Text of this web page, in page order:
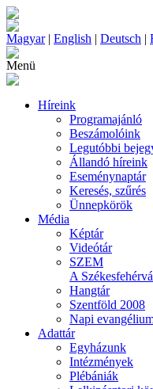
Magyar| English | Deutsch |
Menü
Híreink
Programajánló
Beszámolóink
Legutóbbi
Állandó híreink
Eseménynaptár
Keresés, szűrés
Ünnepkörök
Média
Képtár
Videótár
SZEM
A
Hangtár
Szentföld 2008
Napi
Adattár
Egyházunk
Intézmények
Plébániák